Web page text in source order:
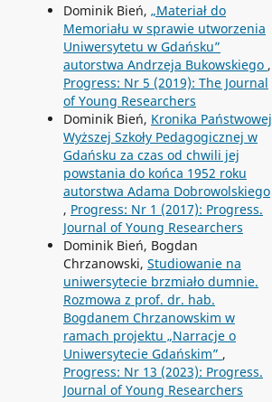
Dominik Bień, „Materiał do
Memoriału w sprawie utworzenia
Uniwersytetu w Gdańsku”
autorstwa Andrzeja Bukowskiego ,
Progress: Nr 5 (2019): The Journal
of Young Researchers
Dominik Bień, Kronika Państwowej
Wyższej Szkoły Pedagogicznej w
Gdańsku za czas od chwili jej
powstania do końca 1952 roku
autorstwa Adama Dobrowolskiego
, Progress: Nr 1 (2017): Progress.
Journal of Young Researchers
Dominik Bień, Bogdan
Chrzanowski, Studiowanie na
uniwersytecie brzmiało dumnie.
Rozmowa z prof. dr. hab.
Bogdanem Chrzanowskim w
ramach projektu „Narracje o
Uniwersytecie Gdańskim” ,
Progress: Nr 13 (2023): Progress.
Journal of Young Researchers